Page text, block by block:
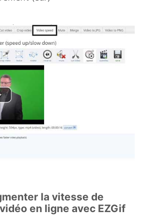
la vitesse de
en ligne avec EZGif